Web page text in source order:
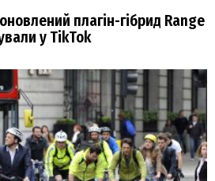
плагін-гібрид Range
у TikTok